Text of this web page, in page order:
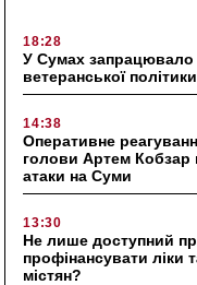
18:28
У Сумах запрацювало
ветеранської політики
14:38
Оперативне
голови Артем Кобзар
атаки на Суми
13:30
Не лише доступний
профінансувати ліки
містян?